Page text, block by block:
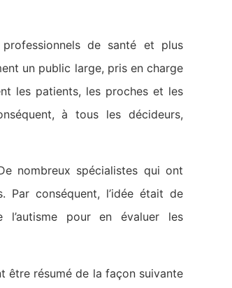
de santé et plus
un public large, pris en charge
les patients, les proches et les
à tous les décideurs,
nombreux spécialistes qui ont
Par conséquent, l’idée était de
l’autisme pour en évaluer les
être résumé de la façon suivante